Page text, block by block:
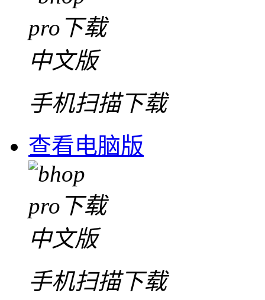
手机扫描下载
查看电脑版
手机扫描下载